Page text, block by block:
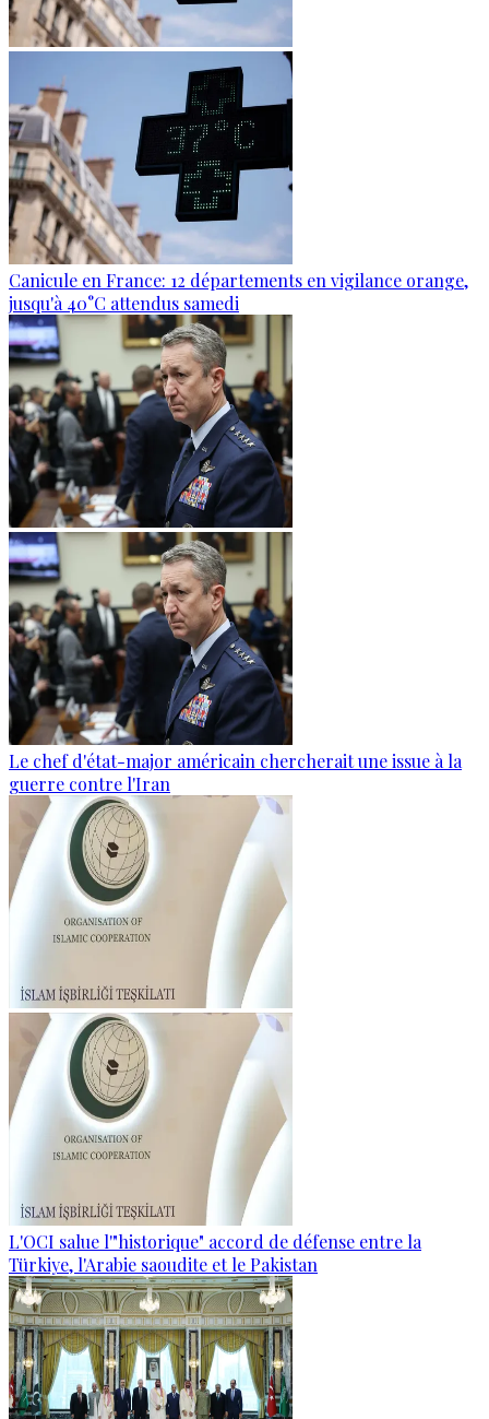
Canicule en France: 12 départements en vigilance orange,
jusqu'à 40°C attendus samedi
Le chef d'état-major américain chercherait une issue à la
guerre contre l'Iran
L'OCI salue l'"historique" accord de défense entre la
Türkiye, l'Arabie saoudite et le Pakistan